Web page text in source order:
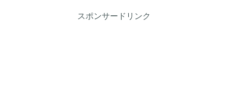
スポンサードリンク